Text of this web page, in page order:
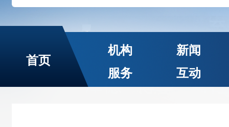
首页
机构
新闻
服务
互动